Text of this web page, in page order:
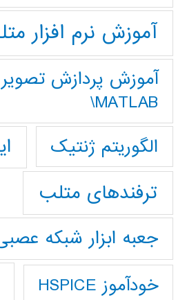
آموزش نرم افزار
آموزش پردازش
MATLAB\
الگوریتم ژنتیک
ترفندهای متلب
جعبه ابزار شبکه
خودآموز HSPICE